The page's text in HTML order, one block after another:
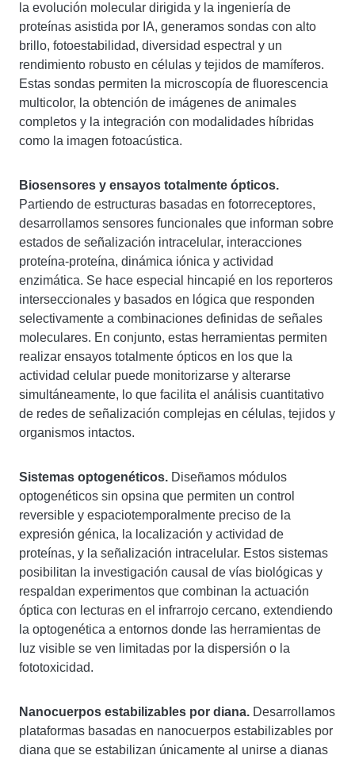
la evolución molecular dirigida y la ingeniería de
proteínas asistida por IA, generamos sondas con alto
brillo, fotoestabilidad, diversidad espectral y un
rendimiento robusto en células y tejidos de mamíferos.
Estas sondas permiten la microscopía de fluorescencia
multicolor, la obtención de imágenes de animales
completos y la integración con modalidades híbridas
como la imagen fotoacústica.
Biosensores y ensayos totalmente ópticos.
Partiendo de estructuras basadas en fotorreceptores,
desarrollamos sensores funcionales que informan sobre
estados de señalización intracelular, interacciones
proteína-proteína, dinámica iónica y actividad
enzimática. Se hace especial hincapié en los reporteros
interseccionales y basados ​​en lógica que responden
selectivamente a combinaciones definidas de señales
moleculares. En conjunto, estas herramientas permiten
realizar ensayos totalmente ópticos en los que la
actividad celular puede monitorizarse y alterarse
simultáneamente, lo que facilita el análisis cuantitativo
de redes de señalización complejas en células, tejidos y
organismos intactos.
Sistemas optogenéticos. Diseñamos módulos
optogenéticos sin opsina que permiten un control
reversible y espaciotemporalmente preciso de la
expresión génica, la localización y actividad de
proteínas, y la señalización intracelular. Estos sistemas
posibilitan la investigación causal de vías biológicas y
respaldan experimentos que combinan la actuación
óptica con lecturas en el infrarrojo cercano, extendiendo
la optogenética a entornos donde las herramientas de
luz visible se ven limitadas por la dispersión o la
fototoxicidad.
Nanocuerpos estabilizables por diana. Desarrollamos
plataformas basadas en nanocuerpos estabilizables por
diana que se estabilizan únicamente al unirse a dianas